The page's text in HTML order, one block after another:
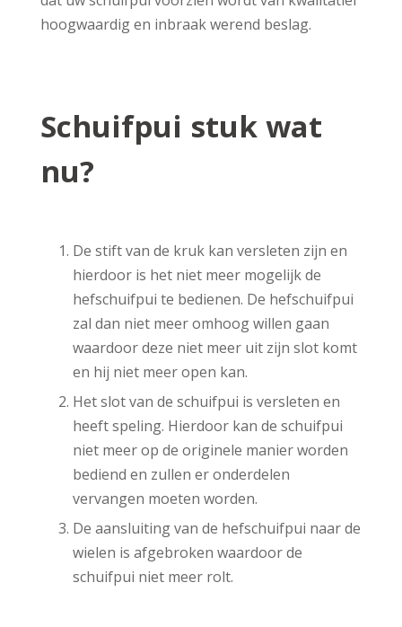
hoogwaardig en inbraak werend beslag.
Schuifpui stuk wat
nu?
De stift van de kruk kan versleten zijn en
hierdoor is het niet meer mogelijk de
hefschuifpui te bedienen. De hefschuifpui
zal dan niet meer omhoog willen gaan
waardoor deze niet meer uit zijn slot komt
en hij niet meer open kan.
Het slot van de schuifpui is versleten en
heeft speling. Hierdoor kan de schuifpui
niet meer op de originele manier worden
bediend en zullen er onderdelen
vervangen moeten worden.
De aansluiting van de hefschuifpui naar de
wielen is afgebroken waardoor de
schuifpui niet meer rolt.